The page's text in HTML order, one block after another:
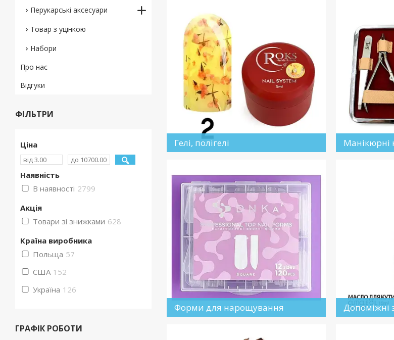
Гелі, полігелі Манікюрні
Форми для нарощування Допоміжні
Перукарські аксесуари
Товар з уцінкою
Набори
Про нас
Відгуки
ФІЛЬТРИ
Ціна
Наявність
В наявності 2799
Акція
Товари зі знижками 628
Країна виробника
Польща 57
США 152
Україна 126
ГРАФІК РОБОТИ